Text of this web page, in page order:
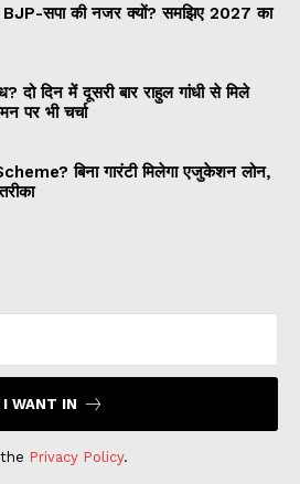
BJP-सपा की नजर क्यों? समझिए 2027 का
दो दिन में दूसरी बार राहुल गांधी से मिले
पर भी चर्चा
बिना गारंटी मिलेगा एजुकेशन लोन,
I WANT IN
Privacy Policy.